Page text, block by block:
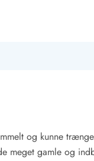
og kunne
meget gamle og